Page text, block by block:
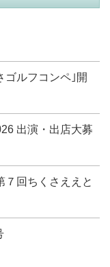
ゴルフコンペ｣開
出演・出店大募
７回ちくさええと